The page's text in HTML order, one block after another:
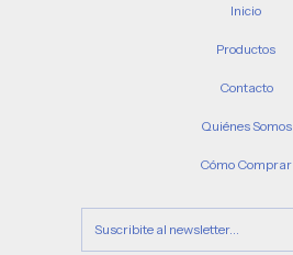
Inicio
Productos
Contacto
Quiénes Somos
Cómo Comprar